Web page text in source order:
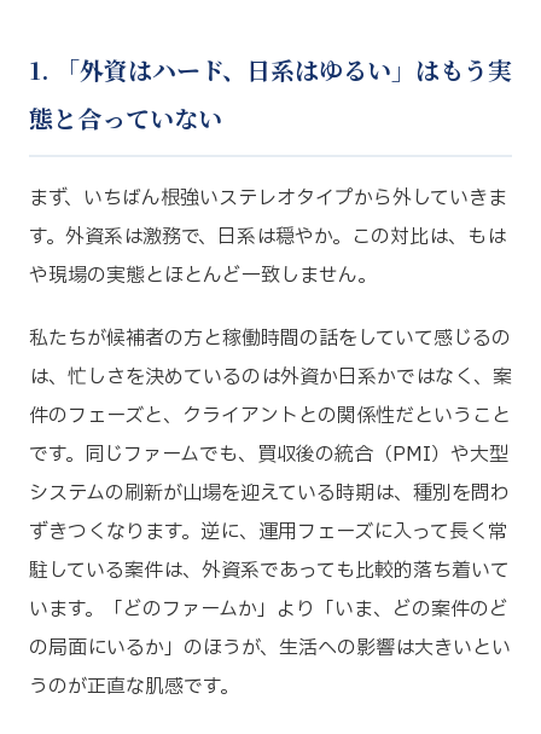
1. 「外資はハード、日系はゆるい」はもう実
態と合っていない
まず、いちばん根強いステレオタイプから外していきま
す。外資系は激務で、日系は穏やか。この対比は、もは
や現場の実態とほとんど一致しません。
私たちが候補者の方と稼働時間の話をしていて感じるの
は、忙しさを決めているのは外資か日系かではなく、案
件のフェーズと、クライアントとの関係性だということ
です。同じファームでも、買収後の統合（PMI）や大型
システムの刷新が山場を迎えている時期は、種別を問わ
ずきつくなります。逆に、運用フェーズに入って長く常
駐している案件は、外資系であっても比較的落ち着いて
います。「どのファームか」より「いま、どの案件のど
の局面にいるか」のほうが、生活への影響は大きいとい
うのが正直な肌感です。